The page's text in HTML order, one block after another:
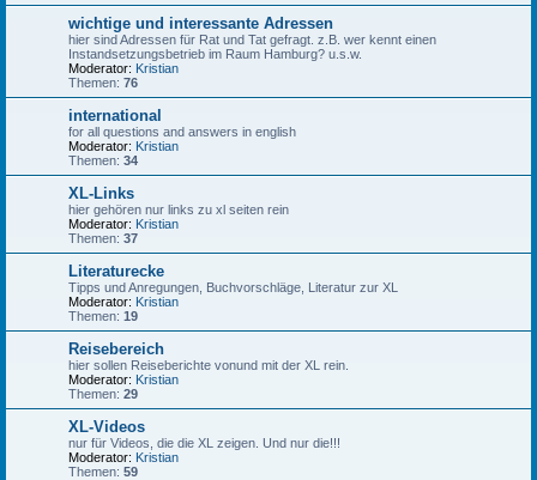
wichtige und interessante Adressen
hier sind Adressen für Rat und Tat gefragt. z.B. wer kennt einen
Instandsetzungsbetrieb im Raum Hamburg? u.s.w.
Moderator: Kristian
Themen: 76
international
for all questions and answers in english
Moderator: Kristian
Themen: 34
XL-Links
hier gehören nur links zu xl seiten rein
Moderator: Kristian
Themen: 37
Literaturecke
Tipps und Anregungen, Buchvorschläge, Literatur zur XL
Moderator: Kristian
Themen: 19
Reisebereich
hier sollen Reiseberichte vonund mit der XL rein.
Moderator: Kristian
Themen: 29
XL-Videos
nur für Videos, die die XL zeigen. Und nur die!!!
Moderator: Kristian
Themen: 59